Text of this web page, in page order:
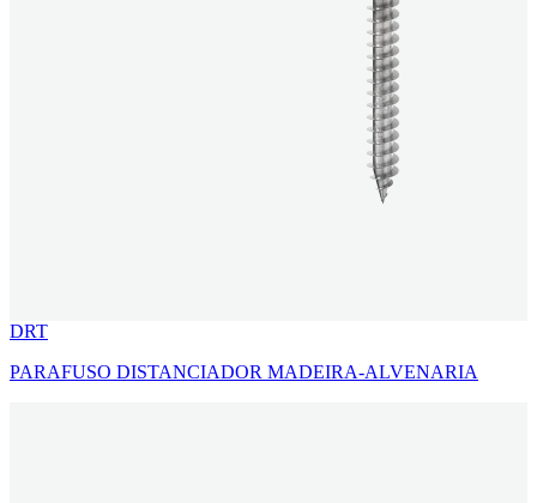
DRT
PARAFUSO DISTANCIADOR MADEIRA-ALVENARIA